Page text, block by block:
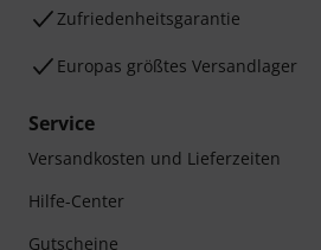
Zufriedenheitsgarantie
Europas größtes Versandlager
Service
Versandkosten und Lieferzeiten
Hilfe-Center
Gutscheine